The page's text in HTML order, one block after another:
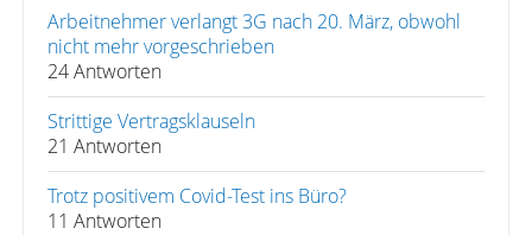
Arbeitnehmer verlangt 3G nach 20. März, obwohl
nicht mehr vorgeschrieben
24 Antworten
Strittige Vertragsklauseln
21 Antworten
Trotz positivem Covid-Test ins Büro?
11 Antworten